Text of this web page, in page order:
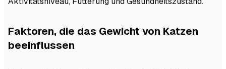
Faktoren, die das Gewicht von Katzen
beeinflussen